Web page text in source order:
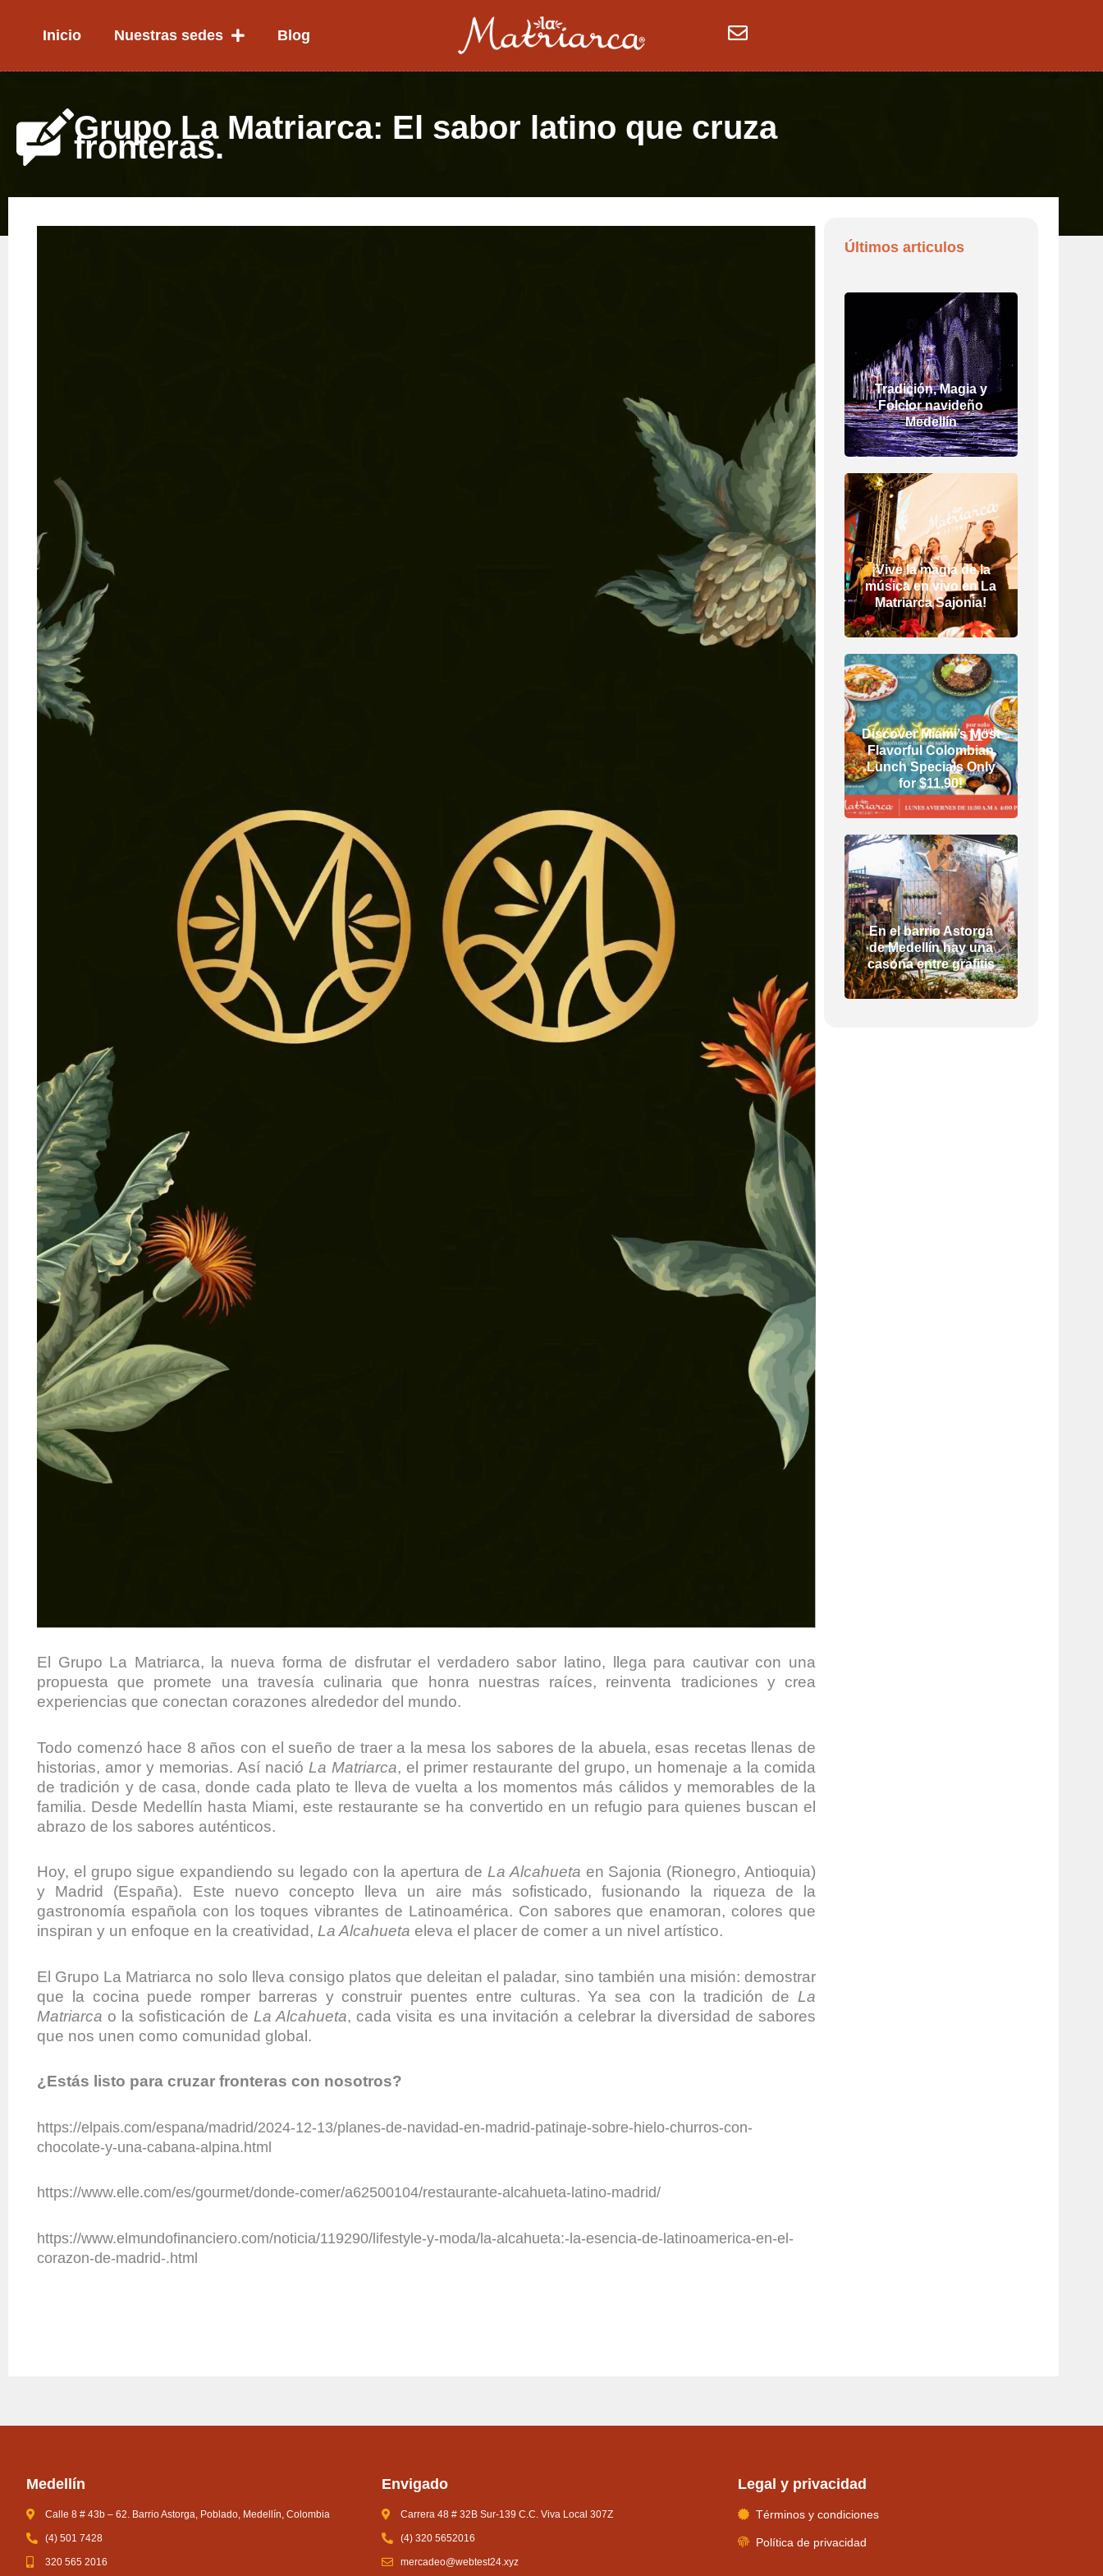
Inicio Nuestras sedes Blog
Grupo La Matriarca: El sabor latino que cruza
fronteras.
El Grupo La Matriarca, la nueva forma de disfrutar el verdadero sabor latino, llega para cautivar con una
propuesta que promete una travesía culinaria que honra nuestras raíces, reinventa tradiciones y crea
experiencias que conectan corazones alrededor del mundo.
Todo comenzó hace 8 años con el sueño de traer a la mesa los sabores de la abuela, esas recetas llenas de
historias, amor y memorias. Así nació La Matriarca, el primer restaurante del grupo, un homenaje a la comida
de tradición y de casa, donde cada plato te lleva de vuelta a los momentos más cálidos y memorables de la
familia. Desde Medellín hasta Miami, este restaurante se ha convertido en un refugio para quienes buscan el
abrazo de los sabores auténticos.
Hoy, el grupo sigue expandiendo su legado con la apertura de La Alcahueta en Sajonia (Rionegro, Antioquia)
y Madrid (España). Este nuevo concepto lleva un aire más sofisticado, fusionando la riqueza de la
gastronomía española con los toques vibrantes de Latinoamérica. Con sabores que enamoran, colores que
inspiran y un enfoque en la creatividad, La Alcahueta eleva el placer de comer a un nivel artístico.
El Grupo La Matriarca no solo lleva consigo platos que deleitan el paladar, sino también una misión: demostrar
que la cocina puede romper barreras y construir puentes entre culturas. Ya sea con la tradición de La
Matriarca o la sofisticación de La Alcahueta, cada visita es una invitación a celebrar la diversidad de sabores
que nos unen como comunidad global.
¿Estás listo para cruzar fronteras con nosotros?
https://elpais.com/espana/madrid/2024-12-13/planes-de-navidad-en-madrid-patinaje-sobre-hielo-churros-con-
chocolate-y-una-cabana-alpina.html
https://www.elle.com/es/gourmet/donde-comer/a62500104/restaurante-alcahueta-latino-madrid/
https://www.elmundofinanciero.com/noticia/119290/lifestyle-y-moda/la-alcahueta:-la-esencia-de-latinoamerica-en-el-
corazon-de-madrid-.html
Últimos articulos
Tradición, Magia y
Folclor navideño
Medellín
¡Vive la magia de la
música en vivo en La
Matriarca Sajonia!
Discover Miami’s Most
Flavorful Colombian
Lunch Specials Only
for $11.90!
En el barrio Astorga
de Medellín hay una
casona entre grafitis
Medellín
Calle 8 # 43b – 62. Barrio Astorga, Poblado, Medellín, Colombia
(4) 501 7428
320 565 2016
Envigado
Carrera 48 # 32B Sur-139 C.C. Viva Local 307Z
(4) 320 5652016
mercadeo@webtest24.xyz
Legal y privacidad
Términos y condiciones
Política de privacidad